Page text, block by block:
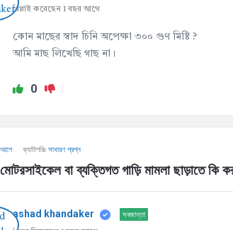
রিপ্লাই করেছেন 1 বছর আগে
কোন মাছের স্বাদ চিনি অপেক্ষা ৩০০ গুণ মিষ্টি ?
আমি মাছ লিখেছি গাছ না।
0
ক্যাটাগরিঃ সাধারণ প্রশ্ন
বা ব্যক্তিগত গাড়ি মামলা ছাড়াতে কি
ashad khandaker সবজান্তা